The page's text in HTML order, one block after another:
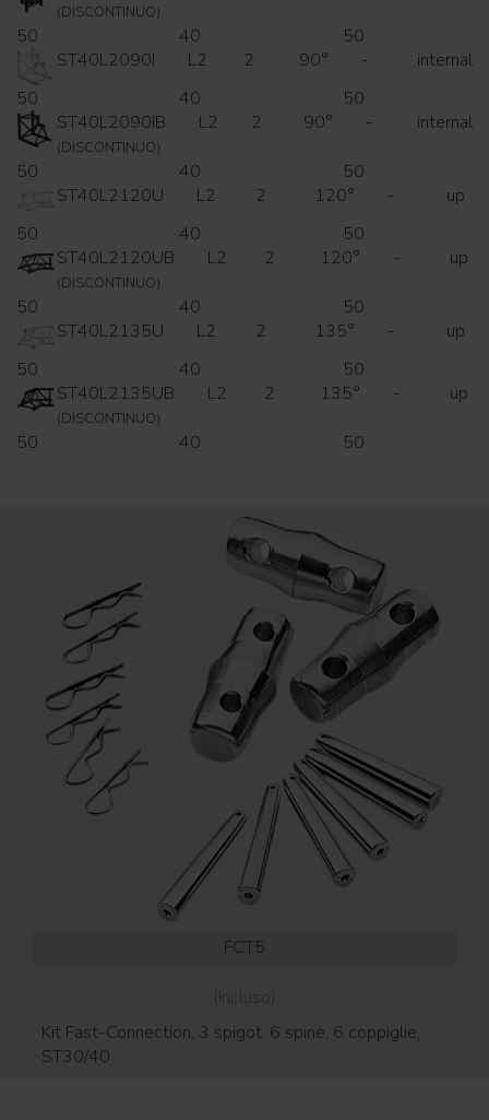
(DISCONTINUO)
50 40
50
ST40L2090I
L2 2 90° -
internal
50
40
50
ST40L2090IB
(DISCONTINUO)
L2 2 90° - internal
50 40
50
ST40L2120U
L2 2 120° -
up
50
40
50
ST40L2120UB
(DISCONTINUO)
L2 2 120° - up
50 40
50
ST40L2135U
L2 2 135° -
up
50
40
50
ST40L2135UB
(DISCONTINUO)
L2 2 135° - up
50 40 50
FCT5
(Incluso)
Kit Fast-Connection, 3 spigot, 6 spine, 6 coppiglie,
ST30/40